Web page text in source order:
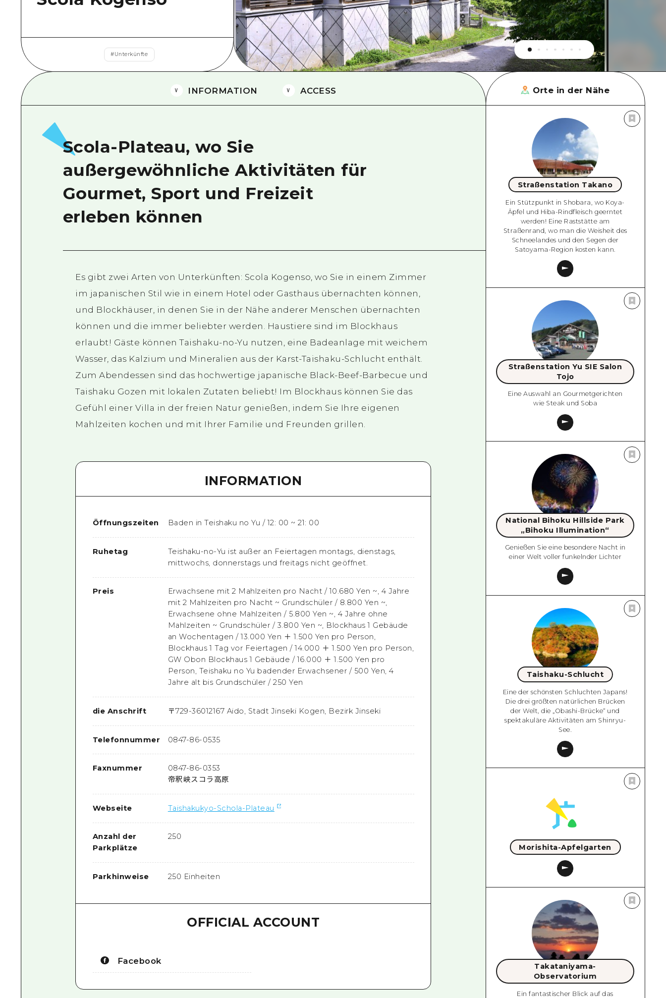
Östliches Yamaguchi
Ehime
Shimane
#Unterkünfte
INFORMATION ACCESS
Scola-Plateau, wo Sie
außergewöhnliche Aktivitäten für
Gourmet, Sport und Freizeit
erleben können
Es gibt zwei Arten von Unterkünften: Scola Kogenso, wo Sie in einem Zimmer
im japanischen Stil wie in einem Hotel oder Gasthaus übernachten können,
und Blockhäuser, in denen Sie in der Nähe anderer Menschen übernachten
können und die immer beliebter werden. Haustiere sind im Blockhaus
erlaubt! Gäste können Taishaku-no-Yu nutzen, eine Badeanlage mit weichem
Wasser, das Kalzium und Mineralien aus der Karst-Taishaku-Schlucht enthält.
Zum Abendessen sind das hochwertige japanische Black-Beef-Barbecue und
Taishaku Gozen mit lokalen Zutaten beliebt! Im Blockhaus können Sie das
Gefühl einer Villa in der freien Natur genießen, indem Sie Ihre eigenen
Mahlzeiten kochen und mit Ihrer Familie und Freunden grillen.
INFORMATION
Öffnungszeiten Baden in Teishaku no Yu / 12: 00 ~ 21: 00
Ruhetag
Teishaku-no-Yu ist außer an Feiertagen montags, dienstags,
mittwochs, donnerstags und freitags nicht geöffnet.
Preis
Erwachsene mit 2 Mahlzeiten pro Nacht / 10.680 Yen ~, 4 Jahre
mit 2 Mahlzeiten pro Nacht ~ Grundschüler / 8.800 Yen ~,
Erwachsene ohne Mahlzeiten / 5.800 Yen ~, 4 Jahre ohne
Mahlzeiten ~ Grundschüler / 3.800 Yen ~, Blockhaus 1 Gebäude
an Wochentagen / 13.000 Yen ＋ 1.500 Yen pro Person,
Blockhaus 1 Tag vor Feiertagen / 14.000 ＋ 1.500 Yen pro Person,
GW Obon Blockhaus 1 Gebäude / 16.000 ＋ 1.500 Yen pro
Person, Teishaku no Yu badender Erwachsener / 500 Yen, 4
Jahre alt bis Grundschüler / 250 Yen
die Anschrift 〒729-36012167 Aido, Stadt Jinseki Kogen, Bezirk Jinseki
Telefonnummer 0847-86-0535
Faxnummer
0847-86-0353
帝釈峡スコラ高原
Webseite Taishakukyo-Schola-Plateau
Anzahl der
Parkplätze
250
Parkhinweise 250 Einheiten
OFFICIAL ACCOUNT
Facebook
Orte in der Nähe
Straßenstation Takano
Ein Stützpunkt in Shobara, wo Koya-
Äpfel und Hiba-Rindfleisch geerntet
werden! Eine Raststätte am
Straßenrand, wo man die Weisheit des
Schneelandes und den Segen der
Satoyama-Region kosten kann.
Straßenstation Yu SIE Salon
Tojo
Eine Auswahl an Gourmetgerichten
wie Steak und Soba
National Bihoku Hillside Park
„Bihoku Illumination“
Genießen Sie eine besondere Nacht in
einer Welt voller funkelnder Lichter
Taishaku-Schlucht
Eine der schönsten Schluchten Japans!
Die drei größten natürlichen Brücken
der Welt, die „Obashi-Brücke“ und
spektakuläre Aktivitäten am Shinryu-
See.
Morishita-Apfelgarten
Takataniyama-
Observatorium
Ein fantastischer Blick auf das